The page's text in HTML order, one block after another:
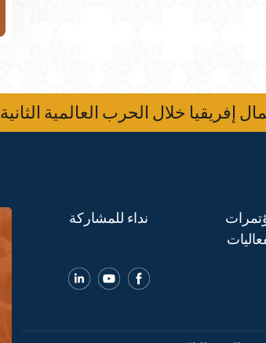
إفريقيا خلال الحرب العالمية الثانية
نداء للمشاركة